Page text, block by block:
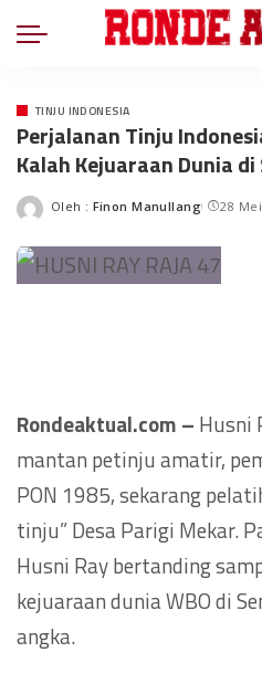
TINJU INDONESIA
Perjalanan Tinju
Kalah Kejuaraan Dunia di
Oleh : Finon Manullang 28
Rondeaktual.com – Husni
mantan petinju amatir,
PON 1985, sekarang
tinju” Desa Parigi Mekar.
Husni Ray bertanding
kejuaraan dunia WBO di
angka.